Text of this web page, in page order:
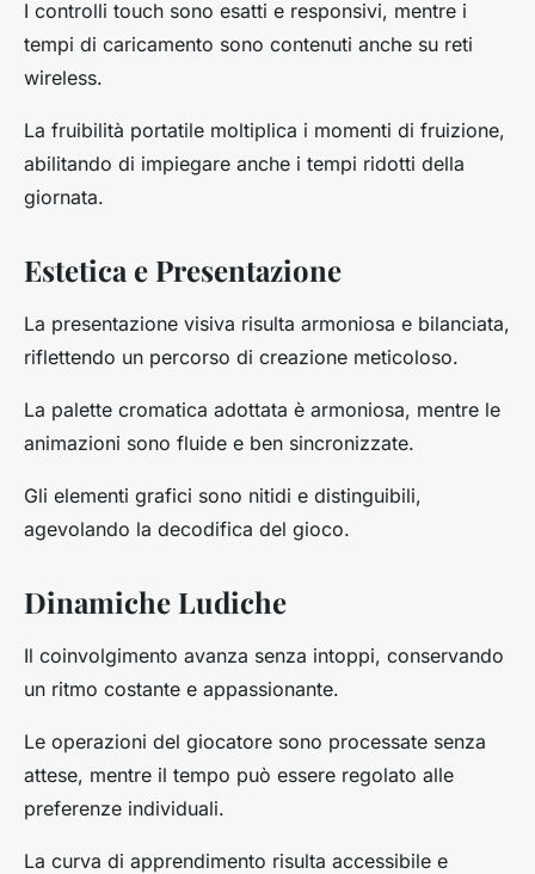
I controlli touch sono esatti e responsivi, mentre i
tempi di caricamento sono contenuti anche su reti
wireless.
La fruibilità portatile moltiplica i momenti di fruizione,
abilitando di impiegare anche i tempi ridotti della
giornata.
Estetica e Presentazione
La presentazione visiva risulta armoniosa e bilanciata,
riflettendo un percorso di creazione meticoloso.
La palette cromatica adottata è armoniosa, mentre le
animazioni sono fluide e ben sincronizzate.
Gli elementi grafici sono nitidi e distinguibili,
agevolando la decodifica del gioco.
Dinamiche Ludiche
Il coinvolgimento avanza senza intoppi, conservando
un ritmo costante e appassionante.
Le operazioni del giocatore sono processate senza
attese, mentre il tempo può essere regolato alle
preferenze individuali.
La curva di apprendimento risulta accessibile e